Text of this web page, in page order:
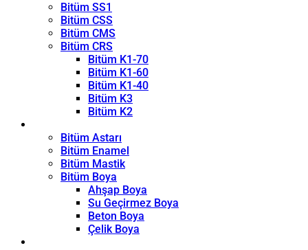
Bitüm SS1
Bitüm CSS
Bitüm CMS
Bitüm CRS
Bitüm K1-70
Bitüm K1-60
Bitüm K1-40
Bitüm K3
Bitüm K2
Bitüm Astarı
Bitüm Enamel
Bitüm Mastik
Bitüm Boya
Ahşap Boya
Su Geçirmez Boya
Beton Boya
Çelik Boya